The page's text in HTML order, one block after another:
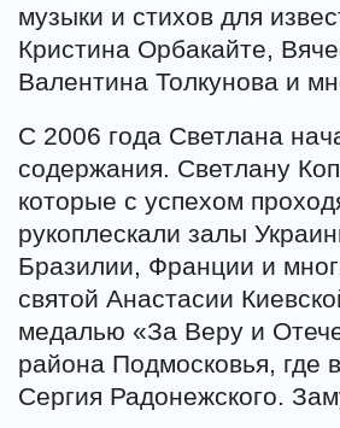
музыки и стихов для
Кристина Орбакайте,
Валентина Толкунова и
С 2006 года Светлана
содержания. Светлану
которые с успехом
рукоплескали залы
Бразилии, Франции и
святой Анастасии
медалью «За Веру и
района Подмосковья, где
Сергия Радонежского.